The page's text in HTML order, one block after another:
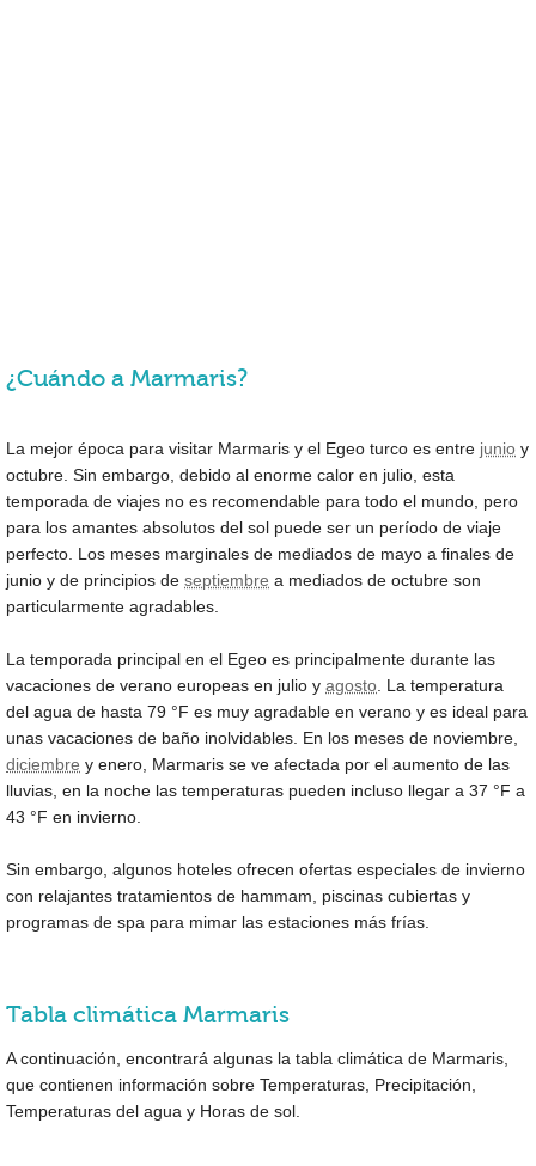
¿Cuándo a Marmaris?
La mejor época para visitar Marmaris y el Egeo turco es entre junio y
octubre. Sin embargo, debido al enorme calor en julio, esta
temporada de viajes no es recomendable para todo el mundo, pero
para los amantes absolutos del sol puede ser un período de viaje
perfecto. Los meses marginales de mediados de mayo a finales de
junio y de principios de septiembre a mediados de octubre son
particularmente agradables.
La temporada principal en el Egeo es principalmente durante las
vacaciones de verano europeas en julio y agosto . La temperatura
del agua de hasta 79 °F es muy agradable en verano y es ideal para
unas vacaciones de baño inolvidables. En los meses de noviembre,
diciembre y enero, Marmaris se ve afectada por el aumento de las
lluvias, en la noche las temperaturas pueden incluso llegar a 37 °F a
43 °F en invierno.
Sin embargo, algunos hoteles ofrecen ofertas especiales de invierno
con relajantes tratamientos de hammam, piscinas cubiertas y
programas de spa para mimar las estaciones más frías.
Tabla climática Marmaris
A continuación, encontrará algunas la tabla climática de Marmaris,
que contienen información sobre Temperaturas, Precipitación,
Temperaturas del agua y Horas de sol.